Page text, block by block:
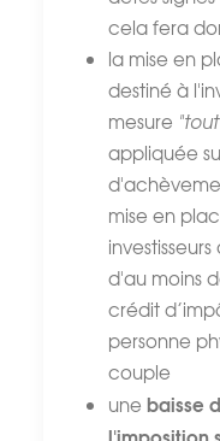
cela fera
la mise en
destiné à
mesure
appliquée
mise en
d'au moins
crédit
personne
couple
une baisse